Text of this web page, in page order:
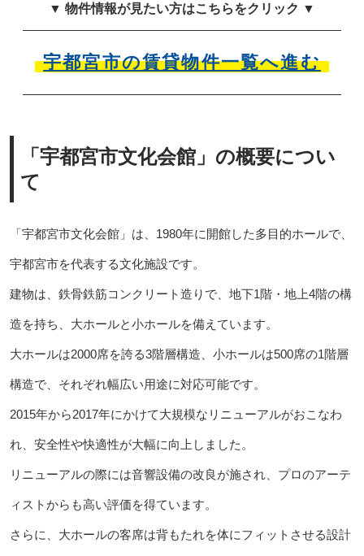
▼ 物件情報が見たい方はこちらをクリック ▼
宇都宮市の賃貸物件一覧へ進む
「宇都宮市文化会館」の概要につい
て
「宇都宮市文化会館」は、1980年に開館した多目的ホールで、
宇都宮市を代表する文化施設です。
建物は、鉄骨鉄筋コンクリート造りで、地下1階・地上4階の構
造を持ち、大ホールと小ホールを備えています。
大ホールは2000席を誇る3階層構造、小ホールは500席の1階層
構造で、それぞれ幅広い用途に対応可能です。
2015年から2017年にかけて大規模なリニューアルがおこなわ
れ、安全性や快適性が大幅に向上しました。
リニューアルの際には音響設備の改良が施され、プロのアーテ
ィストからも高い評価を得ています。
さらに、大ホールの客席は背もたれを体にフィットさせる設計